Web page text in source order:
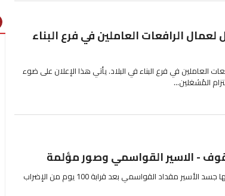
الرافعات العاملين في فرع البناء
العاملين في فرع البناء في البلاد. يأتي هذا الإعلان على ضوء
المُشغلين...
- الاسير القواسمي وصور مؤلمة
صور تظهر كمية الألم والمعاناة التي وصل لها جسد الأسير مقداد القواسمي بعد قرابة 100 يوم من الإضراب